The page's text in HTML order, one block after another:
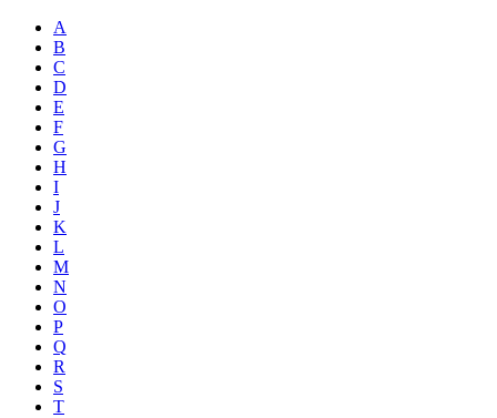
A
B
C
D
E
F
G
H
I
J
K
L
M
N
O
P
Q
R
S
T